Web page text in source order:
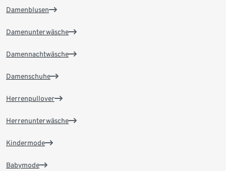
Damenblusen
Damenunterwäsche
Damennachtwäsche
Damenschuhe
Herrenpullover
Herrenunterwäsche
Kindermode
Babymode